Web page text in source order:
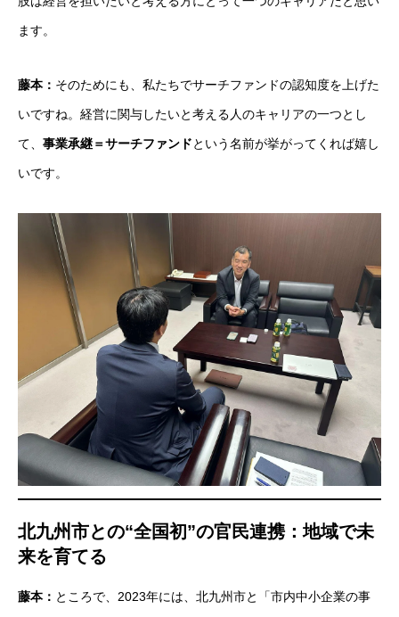
ます。
藤本： そのためにも、私たちでサーチファンドの認知度を上げた
いですね。経営に関与したいと考える人のキャリアの一つとし
て、 事業承継＝サーチファンドという名前が挙がってくれば嬉し
いです。
北九州市との“全国初”の官民連携：地域で未
来を育てる
藤本： ところで、2023年には、北九州市と「市内中小企業の事